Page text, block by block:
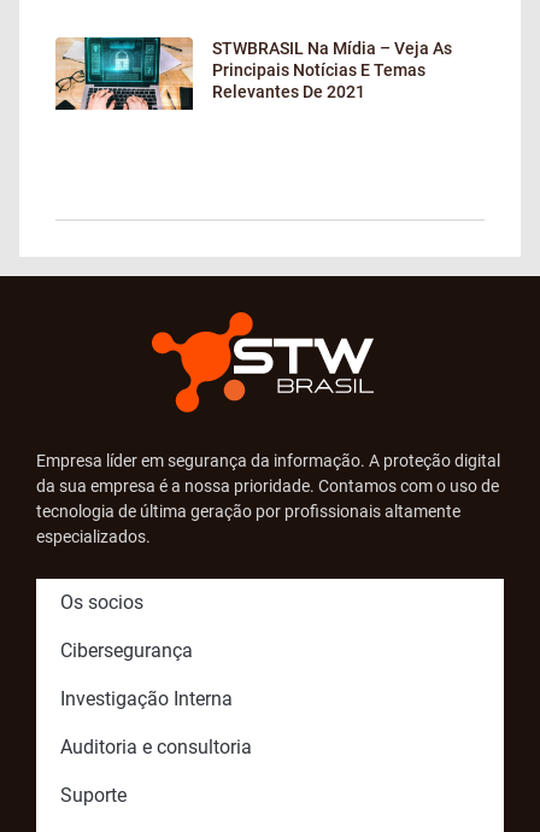
STWBRASIL Na Mídia – Veja As
Principais Notícias E Temas
Relevantes De 2021
Empresa líder em segurança da informação. A proteção digital
da sua empresa é a nossa prioridade. Contamos com o uso de
tecnologia de última geração por profissionais altamente
especializados.
Os socios
Cibersegurança
Investigação Interna
Auditoria e consultoria
Suporte